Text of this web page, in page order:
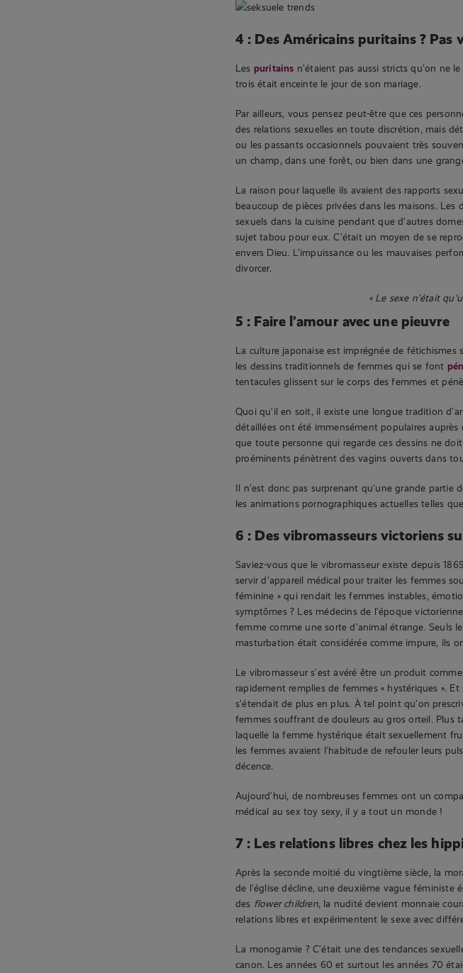
4 : Des Américains puritains ? Pas
Les puritains n’étaient pas aussi stricts qu’on ne
trois était enceinte le jour de son mariage.
Par ailleurs, vous pensez peut-être que ces
des relations sexuelles en toute discrétion, mais
ou les passants occasionnels pouvaient très
un champ, dans une forêt, ou bien dans une
La raison pour laquelle ils avaient des rapports
beaucoup de pièces privées dans les maisons.
sexuels dans la cuisine pendant que d’autres
sujet tabou pour eux. C’était un moyen de se
envers Dieu. L’impuissance ou les mauvaises
divorcer.
« Le sexe n’était
5 : Faire l’amour avec une pieuvre
La culture japonaise est imprégnée de
les dessins traditionnels de femmes qui se font
tentacules glissent sur le corps des femmes et
Quoi qu’il en soit, il existe une longue tradition
détaillées ont été immensément populaires
que toute personne qui regarde ces dessins ne
proéminents pénètrent des vagins ouverts dans
Il n’est donc pas surprenant qu’une grande partie
les animations pornographiques actuelles telles
6 : Des vibromasseurs victoriens
Saviez-vous que le vibromasseur existe depuis
servir d’appareil médical pour traiter les femmes
féminine » qui rendait les femmes instables,
symptômes ? Les médecins de l’époque
femme comme une sorte d’animal étrange. Seuls
masturbation était considérée comme impure, ils
Le vibromasseur s’est avéré être un produit
rapidement remplies de femmes « hystériques ».
s’étendait de plus en plus. À tel point qu’on
femmes souffrant de douleurs au gros orteil. Plus
laquelle la femme hystérique était sexuellement
les femmes avaient l’habitude de refouler leurs
décence.
Aujourd’hui, de nombreuses femmes ont un
médical au sex toy sexy, il y a tout un monde !
7 : Les relations libres chez les
Après la seconde moitié du vingtième siècle, la
de l’église décline, une deuxième vague féministe
des flower children, la nudité devient monnaie
relations libres et expérimentent le sexe avec
La monogamie ? C’était une des tendances
canon. Les années 60 et surtout les années 70